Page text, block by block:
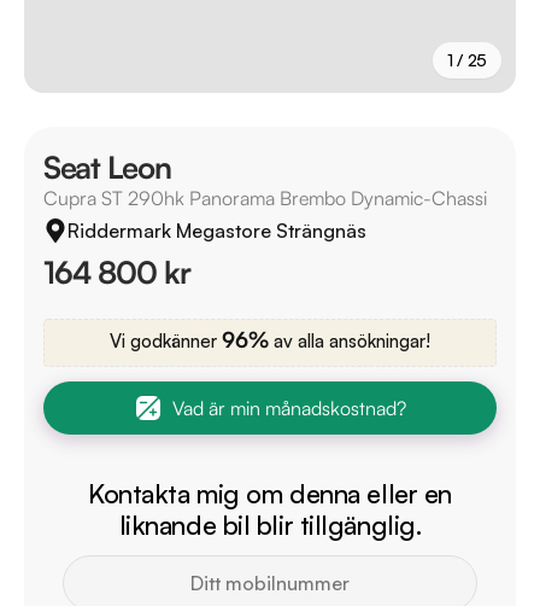
1 / 25
Seat Leon
Cupra ST 290hk Panorama Brembo Dynamic-Chassi
Riddermark Megastore Strängnäs
164 800 kr
Vi godkänner 96% av alla ansökningar!
Vad är min månadskostnad?
Kontakta mig om denna eller en
liknande bil blir tillgänglig.